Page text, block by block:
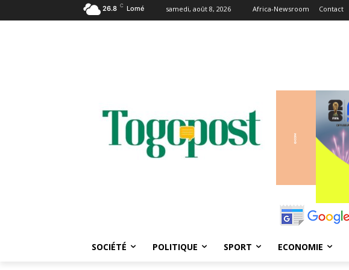
26.8 C Lomé samedi, août 8, 2026 Africa-Newsroom Contact
SOCIÉTÉ POLITIQUE SPORT ECONOMIE